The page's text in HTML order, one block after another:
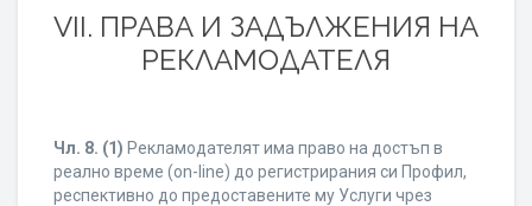
VII. ПРАВА И ЗАДЪЛЖЕНИЯ НА
РЕКЛАМОДАТЕЛЯ
Чл. 8. (1) Рекламодателят има право на достъп в
реално време (on-line) до регистрирания си Профил,
респективно до предоставените му Услуги чрез